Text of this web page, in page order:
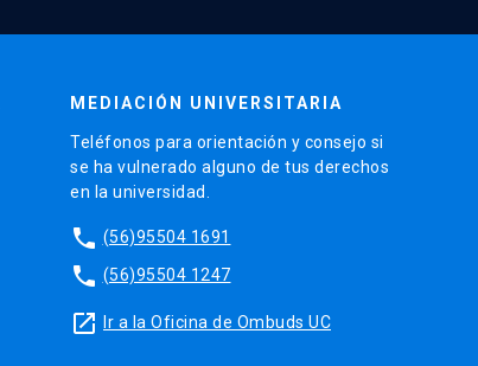
MEDIACIÓN UNIVERSITARIA
Teléfonos para orientación y consejo si
se ha vulnerado alguno de tus derechos
en la universidad.
phone (56)95504 1691
phone (56)95504 1247
launch Ir a la Oficina de Ombuds UC